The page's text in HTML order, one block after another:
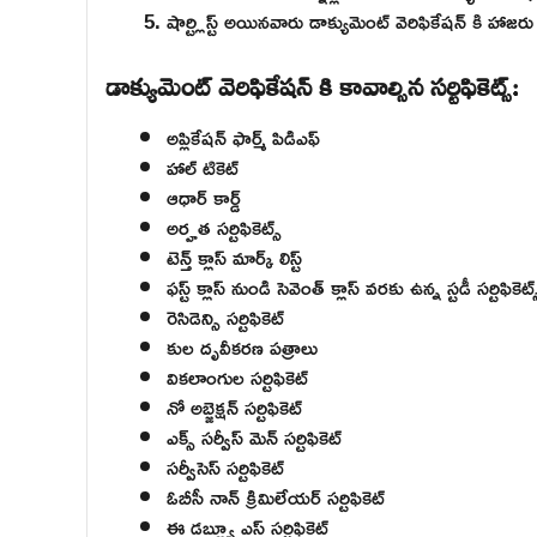
షార్ట్లిస్ట్ అయినవారు డాక్యుమెంట్ వెరిఫికేషన్ కి
డాక్యుమెంట్ వెరిఫికేషన్ కి కావాల్సిన సర్టిఫికెట్స్:
అప్లికేషన్ ఫార్మ్ పిడిఎఫ్
హాల్ టికెట్
ఆధార్ కార్డ్
అర్హత సర్టిఫికెట్స్
టెన్త్ క్లాస్ మార్క్ లిస్ట్
ఫస్ట్ క్లాస్ నుండి సెవెంత్ క్లాస్ వరకు ఉన్న స్టడీ
రెసిడెన్సి సర్టిఫికెట్
కుల దృవీకరణ పత్రాలు
వికలాంగుల సర్టిఫికెట్
నో అబ్జెక్షన్ సర్టిఫికెట్
ఎక్స్ సర్వీస్ మెన్ సర్టిఫికెట్
సర్వీసెస్ సర్టిఫికెట్
ఓబీసీ నాన్ క్రిమిలేయర్ సర్టిఫికెట్
ఈ డబ్ల్యూ ఎస్ సర్టిఫికెట్